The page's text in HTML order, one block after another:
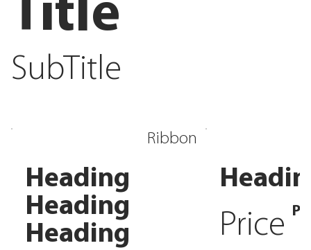
Title
SubTitle
Ribbon
Heading
Heading
Heading
Price